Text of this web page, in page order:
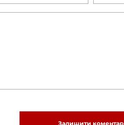
Залишити коментар